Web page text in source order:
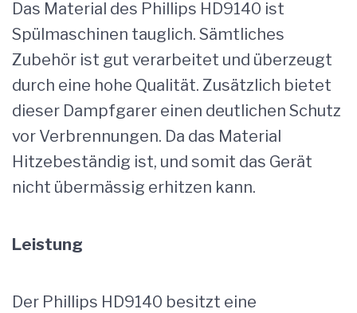
Das Material des Phillips HD9140 ist
Spülmaschinen tauglich. Sämtliches
Zubehör ist gut verarbeitet und überzeugt
durch eine hohe Qualität. Zusätzlich bietet
dieser Dampfgarer einen deutlichen Schutz
vor Verbrennungen. Da das Material
Hitzebeständig ist, und somit das Gerät
nicht übermässig erhitzen kann.
Leistung
Der Phillips HD9140 besitzt eine